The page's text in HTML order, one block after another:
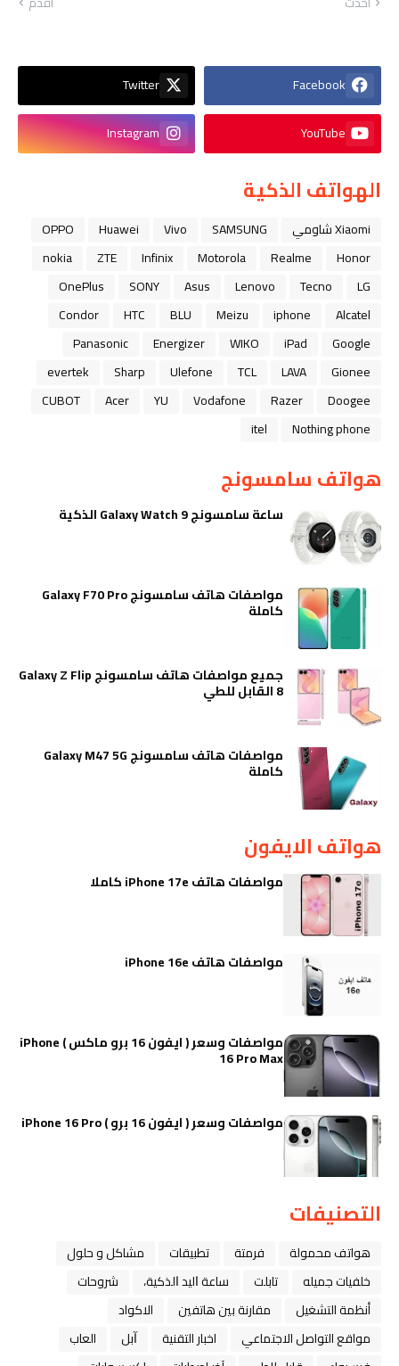
Facebook
Twitter
YouTube
Instagram
الهواتف الذكية
Xiaomi شاومي SAMSUNG
Vivo
Huawei
OPPO
Honor
Realme
Motorola
Infinix
ZTE
nokia
LG
Tecno
Lenovo
Asus
SONY
OnePlus
Alcatel
iphone
Meizu
BLU
HTC
Condor
Google
iPad
WIKO
Energizer
Panasonic
Gionee
LAVA
TCL
Ulefone
Sharp
evertek
Doogee
Razer
Vodafone
YU
Acer
CUBOT
Nothing phone
itel
هواتف سامسونج
ساعة سامسونج Galaxy Watch 9 الذكية
مواصفات هاتف سامسونج Galaxy F70 Pro
كاملة
جميع مواصفات هاتف سامسونج Galaxy Z Flip
8 القابل للطي
مواصفات هاتف سامسونج Galaxy M47 5G
كاملة
هواتف الايفون
مواصفات هاتف iPhone 17e كاملا
مواصفات هاتف iPhone 16e
مواصفات وسعر ( ايفون 16 برو ماكس ) iPhone
16 Pro Max
مواصفات وسعر ( ايفون 16 برو ) iPhone 16 Pro
التصنيفات
هواتف محمولة فرمتة تطبيقات
مشاكل و حلول
خلفيات جميله
تابلت ﺳﺎﻋﺔ ﺍﻟﻴﺪ ﺍﻟﺬﻛﻴﺔ،
شروحات
أنظمة التشغيل
مقارنة بين هاتفين
الاكواد
مواقع التواصل الاجتماعي
اخبار التقنية ﺁﺑﻞ
العاب